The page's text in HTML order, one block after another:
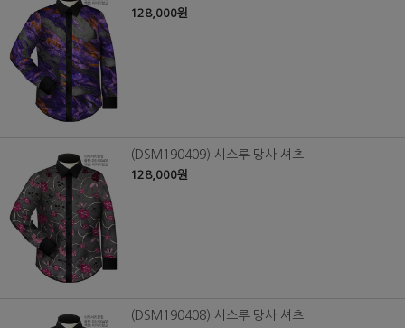
128,000원
(DSM190409) 시스루 망사 셔츠
128,000원
(DSM190408) 시스루 망사 셔츠